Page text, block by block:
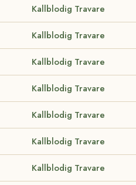
Kallblodig Travare
Kallblodig Travare
Kallblodig Travare
Kallblodig Travare
Kallblodig Travare
Kallblodig Travare
Kallblodig Travare